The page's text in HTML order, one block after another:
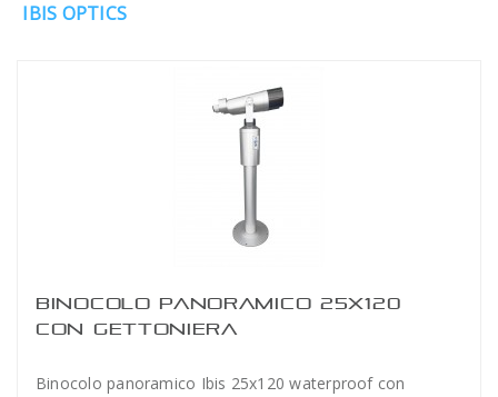
IBIS OPTICS
BINOCOLO PANORAMICO 25X120
CON GETTONIERA
Binocolo panoramico Ibis 25x120 waterproof con